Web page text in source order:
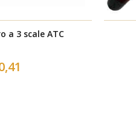
a 3 scale ATC